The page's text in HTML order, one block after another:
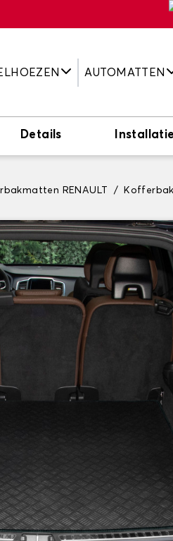
AUTOMATTEN
Details Installatie
RENAULT